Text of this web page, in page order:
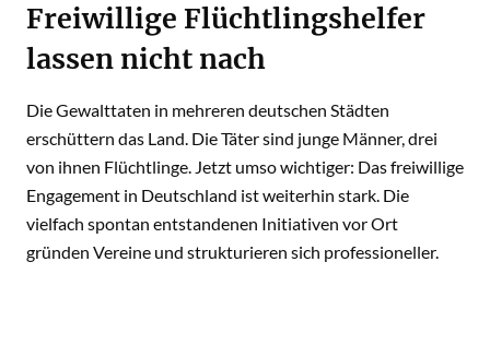
Freiwillige Flüchtlingshelfer
lassen nicht nach
Die Gewalttaten in mehreren deutschen Städten
erschüttern das Land. Die Täter sind junge Männer, drei
von ihnen Flüchtlinge. Jetzt umso wichtiger: Das freiwillige
Engagement in Deutschland ist weiterhin stark. Die
vielfach spontan entstandenen Initiativen vor Ort
gründen Vereine und strukturieren sich professioneller.